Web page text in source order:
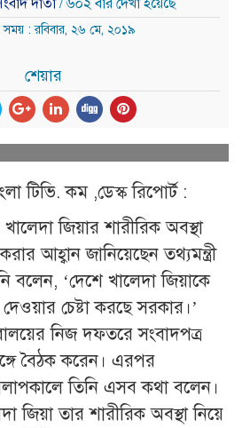
দাতা/ ৬০২ বার দেখা হয়েছে
সময় : রবিবার, ২৬ মে, ২০১৯
শেয়ার
টিভি. কম ,ডেস্ক রিপোর্ট :
জিয়ার শারীরিক অবস্থা
আহ্বান জানিয়েছেন তথ্যমন্ত্রী
বলেন, ‘দেশে খালেদা জিয়াকে
চেষ্টা করছে সরকার।’
নিজ দফতরে সংবাদপত্র
বৈঠক করেন। এরপর
তিনি এসব কথা বলেন।
জিয়া তার শারীরিক অবস্থা নিয়ে